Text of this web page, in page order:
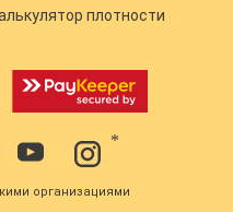
плотности
*
организациями